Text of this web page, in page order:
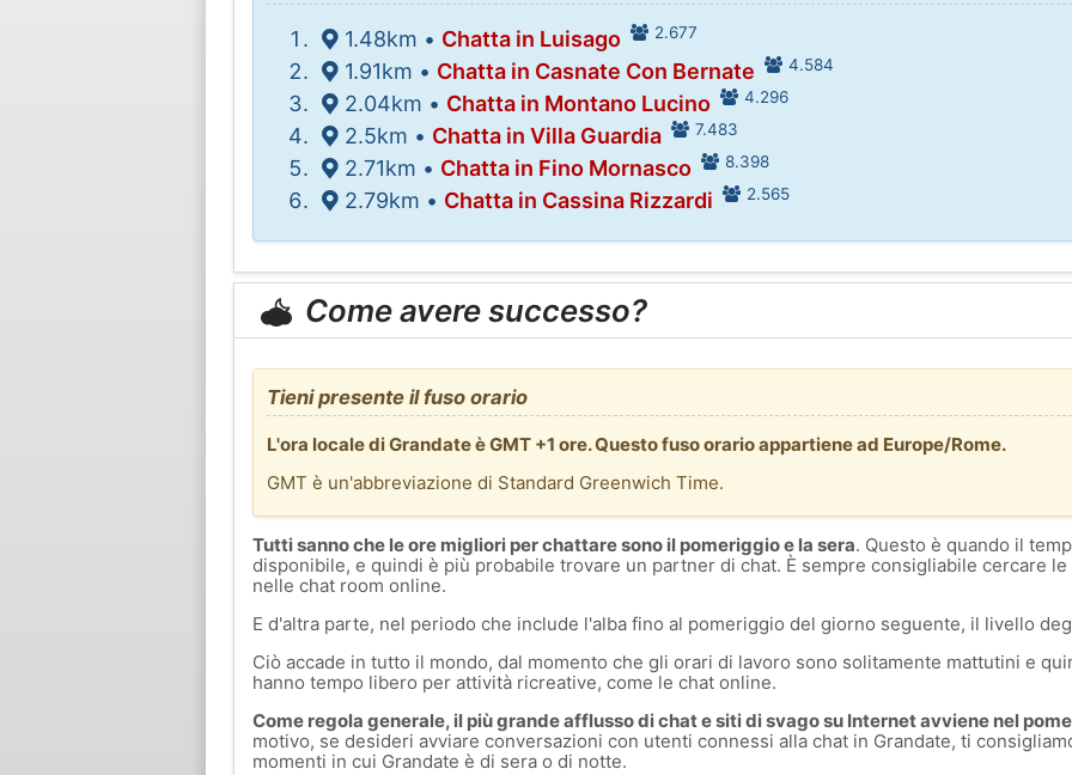
1.48km • Chatta in Luisago 2.677
1.91km • Chatta in Casnate Con Bernate 4.584
2.04km • Chatta in Montano Lucino 4.296
2.5km • Chatta in Villa Guardia 7.483
2.71km • Chatta in Fino Mornasco 8.398
2.79km • Chatta in Cassina Rizzardi 2.565
Come avere successo?
Tieni presente il fuso orario
L'ora locale di Grandate è GMT +1 ore. Questo fuso orario appartiene ad Europe/Rome.
GMT è un'abbreviazione di Standard Greenwich Time.
Tutti sanno che le ore migliori per chattare sono il pomeriggio e la sera. Questo è quando il
disponibile, e quindi è più probabile trovare un partner di chat. È sempre consigliabile cercare
nelle chat room online.
E d'altra parte, nel periodo che include l'alba fino al pomeriggio del giorno seguente, il livello
Ciò accade in tutto il mondo, dal momento che gli orari di lavoro sono solitamente mattutini e
hanno tempo libero per attività ricreative, come le chat online.
Come regola generale, il più grande afflusso di chat e siti di svago su Internet avviene nel
motivo, se desideri avviare conversazioni con utenti connessi alla chat in Grandate, ti
momenti in cui Grandate è di sera o di notte.